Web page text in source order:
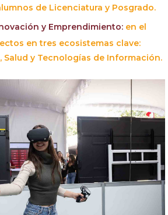
de Licenciatura y Posgrado.
y Emprendimiento: en el
en tres ecosistemas clave:
Salud y Tecnologías de Información.